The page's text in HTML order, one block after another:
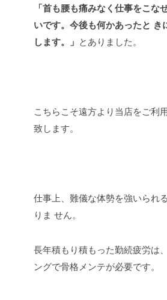
「首も腰も痛みなく仕事をこな
いです。今後も何かあったと き
します。」 とありました。
こちらこそ遠方より当店をご利
致します。
仕事上、難儀な体勢を強いられ
りま せん。
長年積もり積もった勤続疲労は
ングで骨格メンテが必要です。